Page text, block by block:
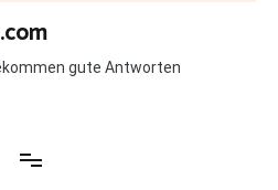
gute Antworten